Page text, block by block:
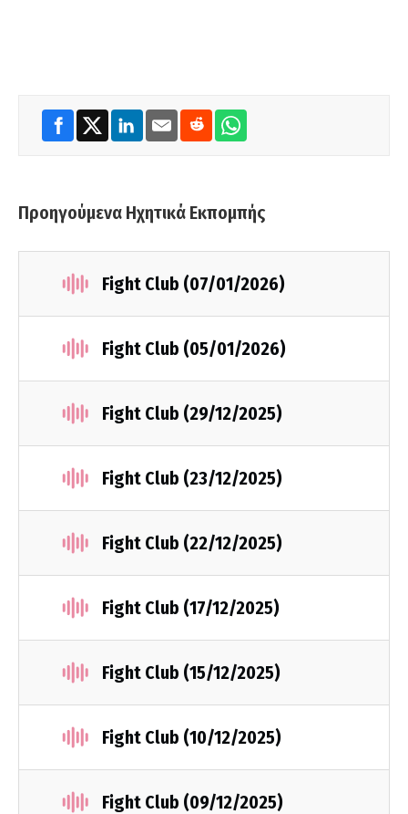
Προηγούμενα Ηχητικά Εκπομπής
Fight Club (07/01/2026)
Fight Club (05/01/2026)
Fight Club (29/12/2025)
Fight Club (23/12/2025)
Fight Club (22/12/2025)
Fight Club (17/12/2025)
Fight Club (15/12/2025)
Fight Club (10/12/2025)
Fight Club (09/12/2025)